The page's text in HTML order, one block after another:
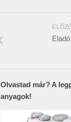
Olvastad már? A
anyagok!